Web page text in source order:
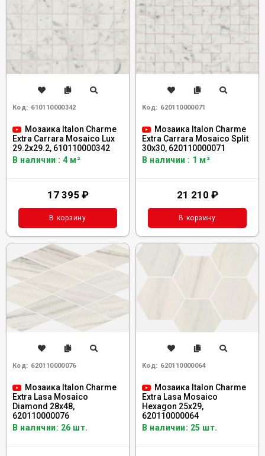
Код: 610110000342
Мозаика Italon Charme
Extra Carrara Mosaico Lux
29.2x29.2, 610110000342
В наличии : 4 м²
17 395 ₽
В корзину
Код: 620110000071
Мозаика Italon Charme
Extra Carrara Mosaico Split
30x30, 620110000071
В наличии : 1 м²
21 210 ₽
В корзину
Код: 620110000076
Мозаика Italon Charme
Extra Lasa Mosaico
Diamond 28x48,
620110000076
В наличии: 26 шт.
Код: 620110000064
Мозаика Italon Charme
Extra Lasa Mosaico
Hexagon 25x29,
620110000064
В наличии: 25 шт.